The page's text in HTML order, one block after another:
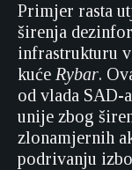
Primjer rasta
širenja
infrastrukturu
kuće Rybar.
od vlada SAD-
unije zbog
zlonamjernih
podrivanju